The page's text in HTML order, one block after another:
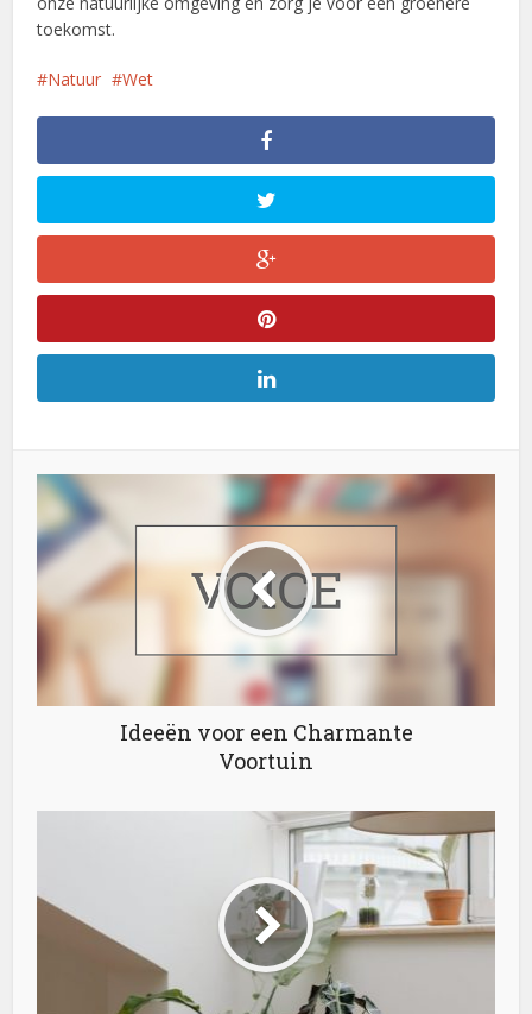
toekomst.
Natuur Wet
Ideeën voor een Charmante
Voortuin